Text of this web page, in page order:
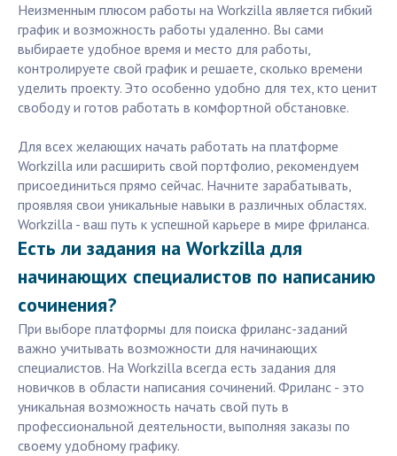
Неизменным плюсом работы на Workzilla является гибкий
график и возможность работы удаленно. Вы сами
выбираете удобное время и место для работы,
контролируете свой график и решаете, сколько времени
уделить проекту. Это особенно удобно для тех, кто ценит
свободу и готов работать в комфортной обстановке.
Для всех желающих начать работать на платформе
Workzilla или расширить свой портфолио, рекомендуем
присоединиться прямо сейчас. Начните зарабатывать,
проявляя свои уникальные навыки в различных областях.
Workzilla - ваш путь к успешной карьере в мире фриланса.
Есть ли задания на Workzilla для
начинающих специалистов по написанию
сочинения?
При выборе платформы для поиска фриланс-заданий
важно учитывать возможности для начинающих
специалистов. На Workzilla всегда есть задания для
новичков в области написания сочинений. Фриланс - это
уникальная возможность начать свой путь в
профессиональной деятельности, выполняя заказы по
своему удобному графику.